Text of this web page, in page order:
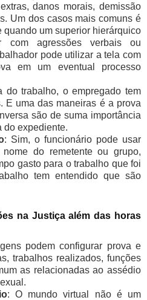
danos morais, demissão
Um dos casos mais comuns é
um superior hierárquico
com agressões verbais ou
pode utilizar a tela com
em um eventual processo
do trabalho, o empregado tem
E uma das maneiras é a prova
são de suma importância
do expediente.
: Sim, o funcionário pode usar
do remetente ou grupo,
gasto para o trabalho que foi
tem entendido que são
na Justiça além das horas
podem configurar prova e
trabalhos realizados, funções
as relacionadas ao assédio
: O mundo virtual não é um